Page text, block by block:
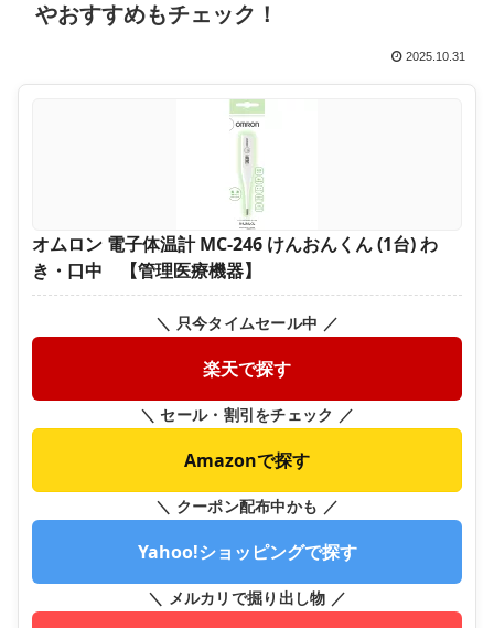
やおすすめもチェック！
2025.10.31
オムロン 電子体温計 MC-246 けんおんくん (1台) わ
き・口中 【管理医療機器】
＼ 只今タイムセール中 ／
楽天で探す
＼ セール・割引をチェック ／
Amazonで探す
＼ クーポン配布中かも ／
Yahoo!ショッピングで探す
＼ メルカリで掘り出し物 ／